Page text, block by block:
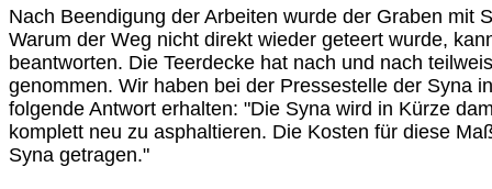
Nach Beendigung der Arbeiten wurde der Graben mit
Warum der Weg nicht direkt wieder geteert wurde,
beantworten. Die Teerdecke hat nach und nach
genommen. Wir haben bei der Pressestelle der Syna
folgende Antwort erhalten: "Die Syna wird in Kürze
komplett neu zu asphaltieren. Die Kosten für diese
Syna getragen."